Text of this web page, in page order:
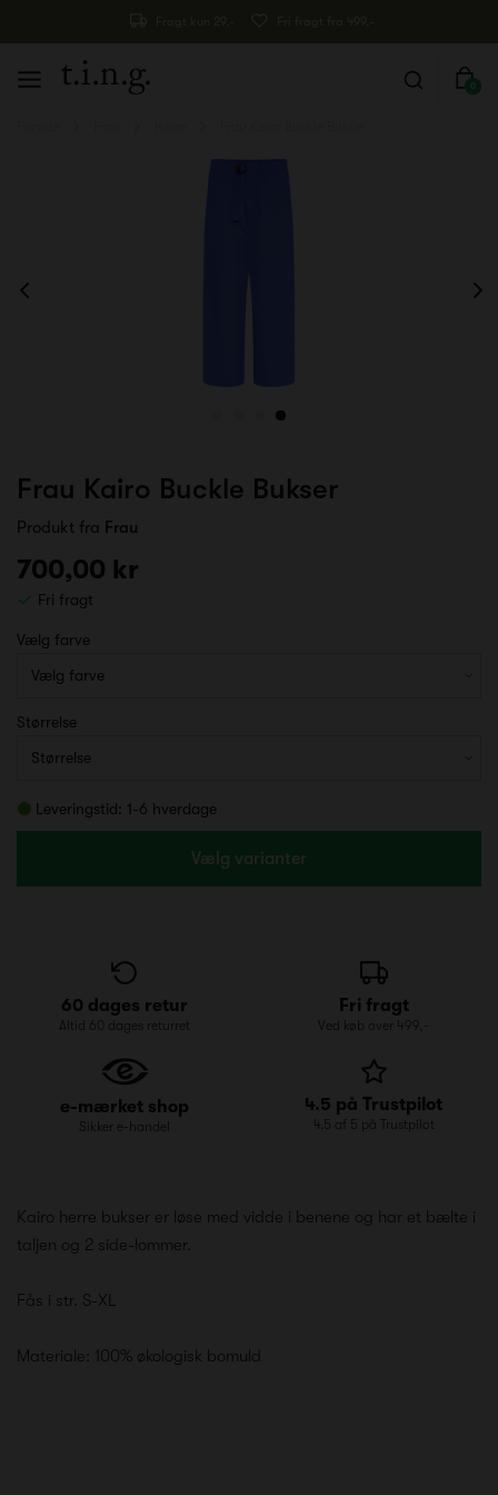
0
Frau Kairo Buckle Bukser
Produkt fra Frau
700,00 kr
Fri fragt
Vælg farve
Størrelse
Leveringstid: 1-6 hverdage
Vælg varianter
60 dages retur
Altid 60 dages returret
Fri fragt
Ved køb over 499,-
e-mærket shop
Sikker e-handel
4.5 på Trustpilot
4.5 af 5 på Trustpilot
Kairo herre bukser er løse med vidde i benene og har et bælte i
taljen og 2 side-lommer.
Fås i str. S-XL
Materiale: 100% økologisk bomuld